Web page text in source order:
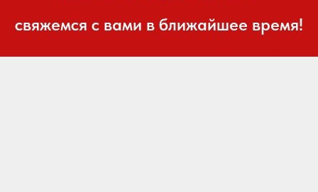
свяжемся с вами в ближайшее время!